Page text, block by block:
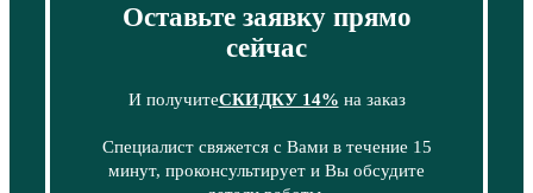
Оставьте заявку прямо
сейчас
И получитеСКИДКУ 14% на заказ
Специалист свяжется с Вами в течение 15
минут, проконсультирует и Вы обсудите